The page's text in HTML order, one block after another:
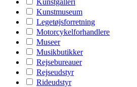
Kunstgalleri
Kunstmuseum
Legetøjsforretning
Motorcykelforhandlere
Museer
Musikbutikker
Rejsebureauer
Rejseudstyr
Rideudstyr